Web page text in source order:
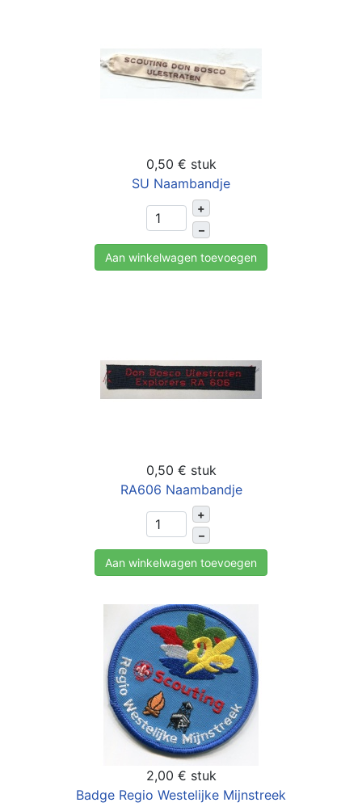
0,50 € stuk
SU Naambandje
+
–
Aan winkelwagen toevoegen
0,50 € stuk
RA606 Naambandje
+
–
Aan winkelwagen toevoegen
2,00 € stuk
Badge Regio Westelijke Mijnstreek